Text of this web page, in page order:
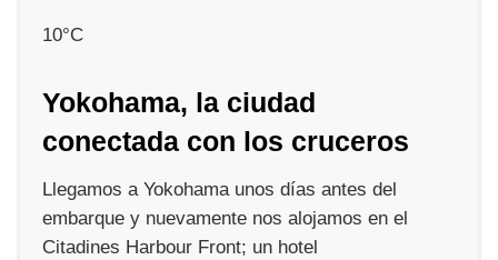
10°C
Yokohama, la ciudad
conectada con los cruceros
Llegamos a Yokohama unos días antes del
embarque y nuevamente nos alojamos en el
Citadines Harbour Front; un hotel